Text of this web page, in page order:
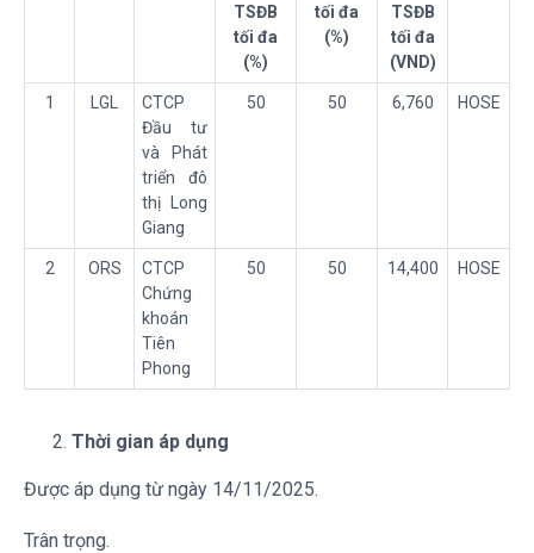
TSĐB
tối đa
(%)
tối đa
(%)
TSĐB
tối đa
(VND)
1 LGL
CTCP
Đầu tư
và Phát
triển đô
thị Long
Giang
50 50 6,760 HOSE
2 ORS
CTCP
Chứng
khoán
Tiên
Phong
50 50 14,400 HOSE
Thời gian áp dụng
Được áp dụng từ ngày 14/11/2025.
Trân trọng.